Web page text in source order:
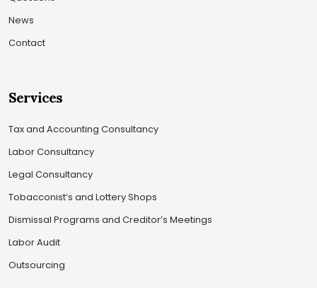
News
Contact
Services
Tax and Accounting Consultancy
Labor Consultancy
Legal Consultancy
Tobacconist’s and Lottery Shops
Dismissal Programs and Creditor’s Meetings
Labor Audit
Outsourcing